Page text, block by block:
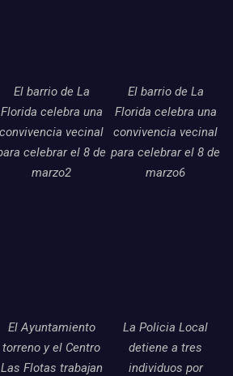
El barrio de La
Florida celebra una
convivencia vecinal
celebrar el 8 de
marzo2
El barrio de La
Florida celebra una
convivencia vecinal
para celebrar el 8 de
marzo6
El Ayuntamiento
torreno y el Centro
Las Flotas trabajan
La Policia Local
detiene a tres
individuos por